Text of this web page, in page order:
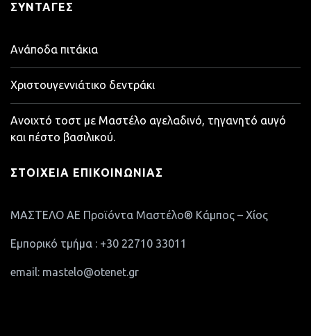
ΣΥΝΤΑΓΈΣ
Ανάποδα πιτάκια
Χριστουγεννιάτικο δεντράκι
Ανοιχτό τοστ με Μαστέλο αγελαδινό, τηγανητό αυγό
και πέστο βασιλικού.
ΣΤΟΙΧΕΊΑ ΕΠΙΚΟΙΝΩΝΊΑΣ
ΜΑΣΤΕΛΟ ΑΕ Προϊόντα Μαστέλο® Κάμπος – Χίος
Εμπορικό τμήμα : +30 22710 33011
email: mastelo@otenet.gr